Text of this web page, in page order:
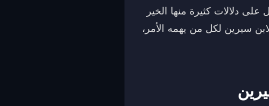
دلالات كثيرة منها الخير
سيرين لكل من يهمه الأمر،